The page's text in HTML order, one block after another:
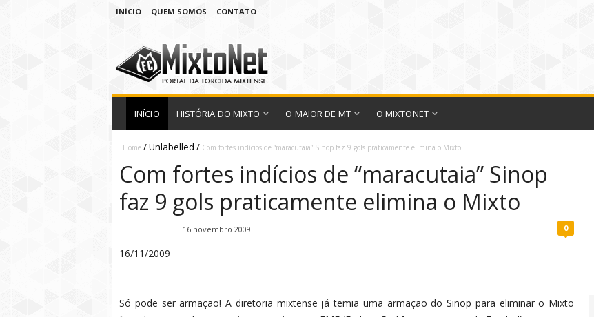
INÍCIO QUEM SOMOS CONTATO
INÍCIO HISTÓRIA DO MIXTO O MAIOR DE MT O MIXTONET
Home /Unlabelled / Com fortes indícios de “maracutaia” Sinop faz 9 gols praticamente elimina o Mixto
Com fortes indícios de “maracutaia” Sinop
faz 9 gols praticamente elimina o Mixto
16 novembro 2009 0
16/11/2009
Só pode ser armação! A diretoria mixtense já temia uma armação do Sinop para eliminar o Mixto